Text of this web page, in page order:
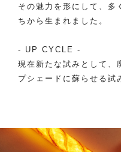
その魅力を形にして、多
ちから生まれました。
- UP CYCLE -
現在新たな試みとして、
プシェードに蘇らせる試